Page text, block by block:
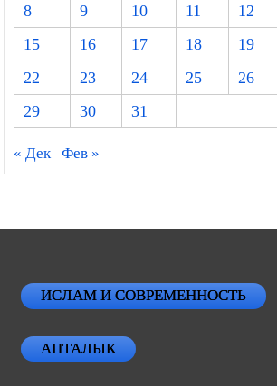
8
9 10 11 12
15
16 17 18 19
22
23 24 25 26
29
30 31
« Дек Фев »
ИСЛАМ И СОВРЕМЕННОСТЬ
АПТАЛЫК